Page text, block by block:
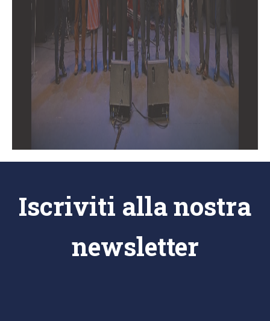
Iscriviti alla nostra
newsletter